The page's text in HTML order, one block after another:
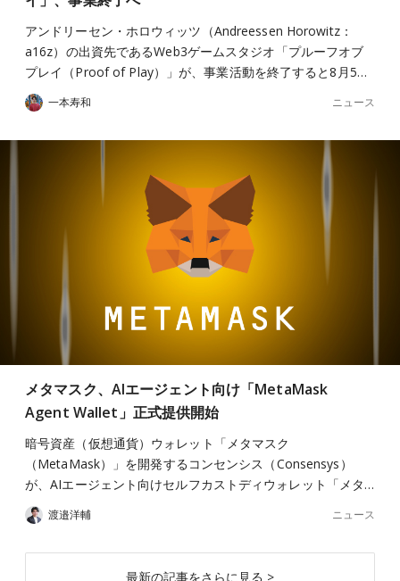
アンドリーセン・ホロウィッツ（Andreessen Horowitz：
a16z）の出資先であるWeb3ゲームスタジオ「プルーフオブ
プレイ（Proof of Play）」が、事業活動を終了すると8月5…
一本寿和 ニュース
メタマスク、AIエージェント向け「MetaMask
Agent Wallet」正式提供開始
暗号資産（仮想通貨）ウォレット「メタマスク
（MetaMask）」を開発するコンセンシス（Consensys）
が、AIエージェント向けセルフカストディウォレット「メタ…
渡邉洋輔 ニュース
最新の記事をさらに見る >